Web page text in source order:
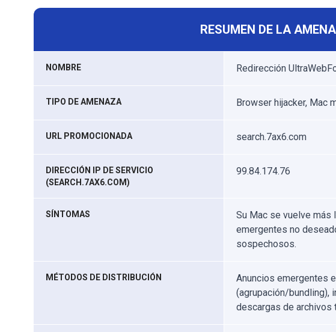
RESUMEN DE LA
NOMBRE Redirección
TIPO DE AMENAZA Browser hijacker, Mac
URL PROMOCIONADA search.7ax6.com
DIRECCIÓN IP DE SERVICIO
(SEARCH.7AX6.COM)
99.84.174.76
SÍNTOMAS
Su Mac se vuelve más
emergentes no
sospechosos.
MÉTODOS DE DISTRIBUCIÓN
Anuncios emergentes
(agrupación/bundling),
descargas de archivos